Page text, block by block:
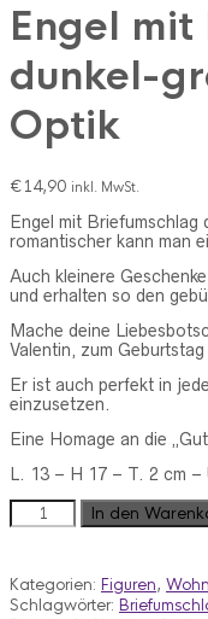
Engel
dunkel-
Optik
€14,90 inkl. MwSt.
Engel mit Briefumschlag
romantischer kann man
Auch kleinere
und erhalten so den
Mache deine
Valentin, zum
Er ist auch perfekt in
einzusetzen.
Eine Homage an die
L. 13 – H 17 – T. 2 cm
Engel
mit
grau
in
In den
Kategorien: Figuren,
Schlagwörter: